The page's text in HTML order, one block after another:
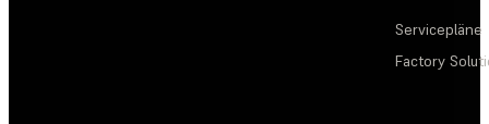
Servicepläne
Factory